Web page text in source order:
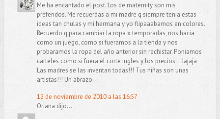
Me ha encantado el post. Los de maternity son mis
preferidos. Me recuerdas a mi madre q siempre tenia estas
ideas tan chulas y mi hermana y yo flipaaabamos en colores.
Recuerdo q para cambiar la ropa x temporadas, nos hacia
como un juego, como si fueramos a la tienda y nos
probaramos la ropa del año anterior sin rechistar. Poniamos
carteles como si fuera el corte ingles y los precios... Jajaja
Las madres se las inventan todas!!! Tus niñas son unas
artistas!!! Un abrazo.
12 de noviembre de 2010 a las 16:57
Oriana dijo...